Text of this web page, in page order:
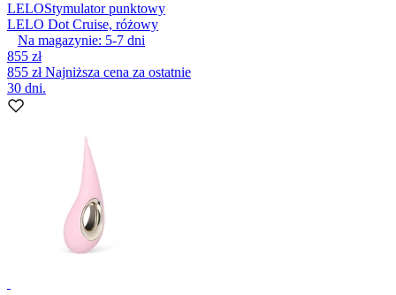
LELOStymulator punktowy
LELO Dot Cruise, różowy
Na magazynie: 5-7 dni
855 zł
855 złNajniższa cena za ostatnie
30 dni.